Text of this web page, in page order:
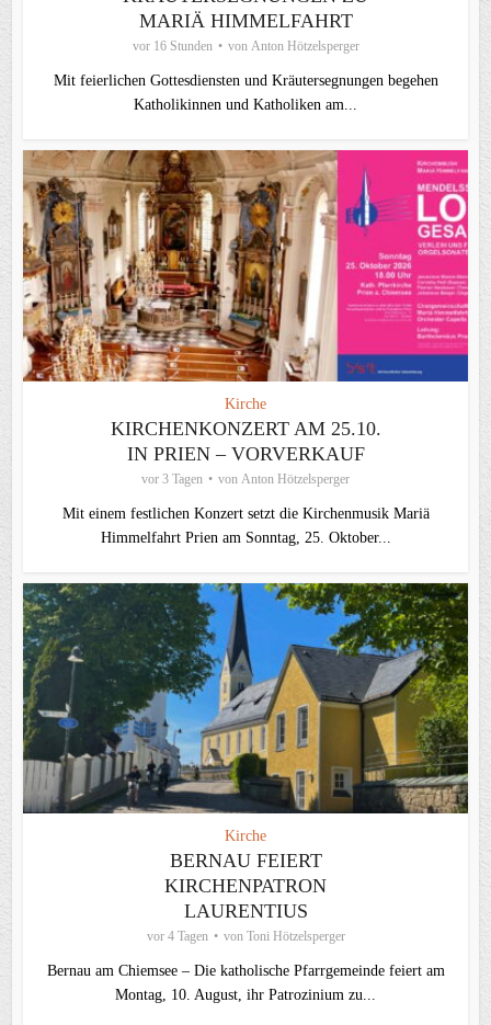
MARIÄ HIMMELFAHRT
vor 16 Stunden von Anton Hötzelsperger
Mit feierlichen Gottesdiensten und Kräutersegnungen begehen
Katholikinnen und Katholiken am...
Kirche
KIRCHENKONZERT AM 25.10.
IN PRIEN – VORVERKAUF
vor 3 Tagen von Anton Hötzelsperger
Mit einem festlichen Konzert setzt die Kirchenmusik Mariä
Himmelfahrt Prien am Sonntag, 25. Oktober...
Kirche
BERNAU FEIERT
KIRCHENPATRON
LAURENTIUS
vor 4 Tagen von Toni Hötzelsperger
Bernau am Chiemsee – Die katholische Pfarrgemeinde feiert am
Montag, 10. August, ihr Patrozinium zu...